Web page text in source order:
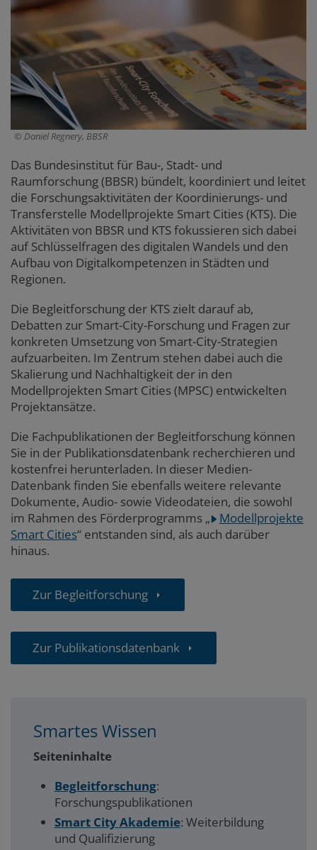
Daniel Regnery, BBSR
Das Bundesinstitut für Bau-, Stadt- und
Raumforschung (BBSR) bündelt, koordiniert und leitet
die Forschungsaktivitäten der Koordinierungs- und
Transferstelle Modellprojekte Smart Cities (KTS). Die
Aktivitäten von BBSR und KTS fokussieren sich dabei
auf Schlüsselfragen des digitalen Wandels und den
Aufbau von Digitalkompetenzen in Städten und
Regionen.
Die Begleitforschung der KTS zielt darauf ab,
Debatten zur Smart-City-Forschung und Fragen zur
konkreten Umsetzung von Smart-City-Strategien
aufzuarbeiten. Im Zentrum stehen dabei auch die
Skalierung und Nachhaltigkeit der in den
Modellprojekten Smart Cities (MPSC) entwickelten
Projektansätze.
Die Fachpublikationen der Begleitforschung können
Sie in der Publikationsdatenbank recherchieren und
kostenfrei herunterladen. In dieser Medien-
Datenbank finden Sie ebenfalls weitere relevante
Dokumente, Audio- sowie Videodateien, die sowohl
im Rahmen des Förderprogramms „
Modellprojekte
Smart Cities“ entstanden sind, als auch darüber
hinaus.
Zur Begleitforschung
Zur Publikationsdatenbank
Smartes Wissen
Seiteninhalte
Begleitforschung:
Forschungspublikationen
Smart City Akademie: Weiterbildung
und Qualifizierung